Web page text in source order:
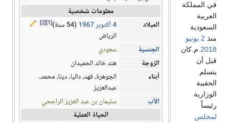
في المملكة
العربية
السعودية
منذ 2 يونيو
2018 م.كان
قبل أن
يتسلم
الحقيبة
الوزارية
رئيساً
لمجلس